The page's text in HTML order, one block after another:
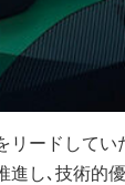
ードしてい
進し､技術的